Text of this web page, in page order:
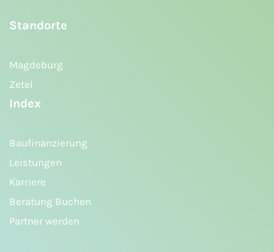
Standorte
Magdeburg
Zetel
Index
Baufinanzierung
Leistungen
Karriere
Beratung Buchen
Partner werden